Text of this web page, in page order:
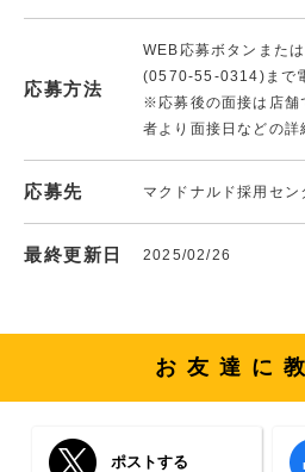
応募方法
WEB応募ボタンまた
(0570-55-0314)まで
※応募後の面接は店舗
者より面接日などの詳
応募先 マクドナルド採用セン
最終更新日 2025/02/26
お友達に
ポストする